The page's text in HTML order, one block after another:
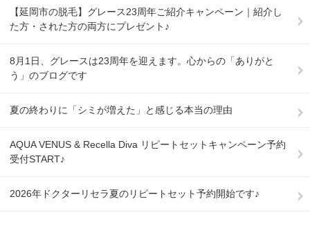
【延岡市の脱毛】グレース23周年ご紹介キャンペーン｜紹介し
た方・された方の両方にプレゼント♪
8月1日、グレースは23周年を迎えます。心からの「ありがと
う」のブログです
夏の終わりに「シミが増えた」と感じる本当の理由
AQUA VENUS & Recella Diva リピートセットキャンペーン予約
受付START♪
2026年ドクターリセラ夏のリピートセット予約開始です♪